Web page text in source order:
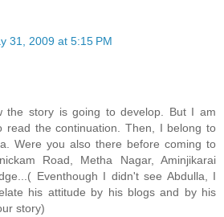
31, 2009 at 5:15 PM
the story is going to develop. But I am
read the continuation. Then, I belong to
Were you also there before coming to
Road, Metha Nagar, Aminjikarai
Eventhough I didn't see Abdulla, I
his attitude by his blogs and by his
story)